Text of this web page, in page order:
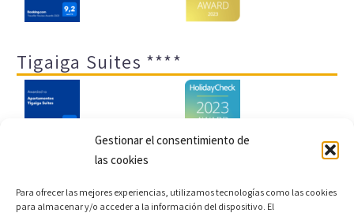
Gestionar el consentimiento de
las cookies
Para ofrecer las mejores experiencias, utilizamos tecnologías como las cookies
para almacenar y/o acceder a la información del dispositivo. El
Tigaiga Suites ****
Aviso legal y política de privacidad
Transparencia